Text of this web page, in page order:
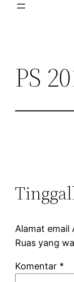
PS
Alamat email
Ruas yang
Komentar *